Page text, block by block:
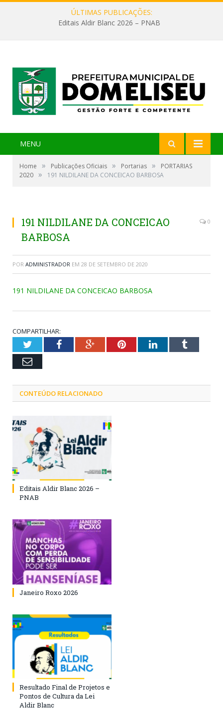
ÚLTIMAS PUBLICAÇÕES:
Editais Aldir Blanc 2026 – PNAB
MENU
Home » Publicações Oficiais » Portarias »
PORTARIAS
2020 » 191 NILDILANE DA CONCEICAO BARBOSA
191 NILDILANE DA CONCEICAO
BARBOSA
0
POR ADMINISTRADOR EM 28 DE SETEMBRO DE 2020
191 NILDILANE DA CONCEICAO BARBOSA
COMPARTILHAR:
TwitterFacebookGoogle+PinterestLinkedInTumblr
Email
CONTEÚDO RELACIONADO
Editais Aldir Blanc 2026 –
PNAB
Janeiro Roxo 2026
Resultado Final de Projetos e
Pontos de Cultura da Lei
Aldir Blanc